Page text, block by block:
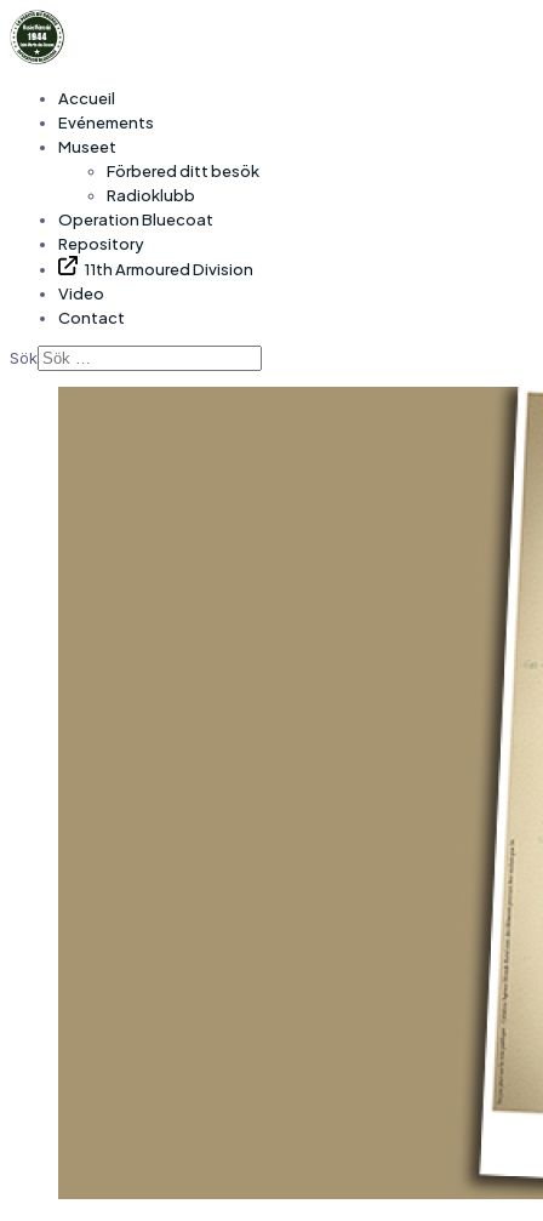
Accueil
Evénements
Museet
Förbered ditt besök
Radioklubb
Operation Bluecoat
Repository
11th Armoured Division
Video
Contact
Sök